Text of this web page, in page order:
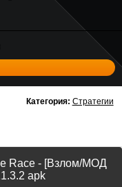
Категория: Стратегии
Race - [Взлом/МОД
apk